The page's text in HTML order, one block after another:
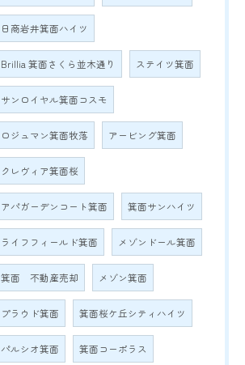
日商岩井箕面ハイツ
Brillia 箕面さくら並木通り ステイツ箕面
サンロイヤル箕面コスモ
ロジュマン箕面牧落 アービング箕面
クレヴィア箕面桜
アパガーデンコート箕面 箕面サンハイツ
ライフフィールド箕面 メゾンドール箕面
箕面 不動産売却 メゾン箕面
プラウド箕面 箕面桜ケ丘シティハイツ
パルシオ箕面 箕面コーポラス